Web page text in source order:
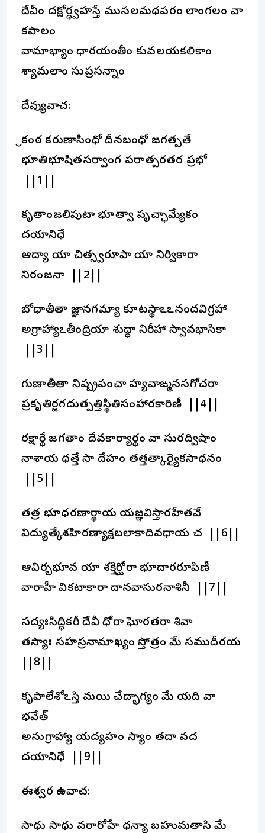
దేవీం దక్షోర్ధ్వహస్తే ముసలమథపరం లాంగలం వా
కపాలం
వామాభ్యాం ధారయంతీం కువలయకలికాం
శ్యామలాం సుప్రసన్నాం
దేవ్యువాచ:
శ్రీకంఠ కరుణాసింధో దీనబంధో జగత్పతే
భూతిభూషితసర్వాంగ పరాత్పరతర ప్రభో
||1||
కృతాంజలిపుటా భూత్వా పృచ్ఛామ్యేకం
దయానిధే
ఆద్యా యా చిత్స్వరూపా యా నిర్వికారా
నిరంజనా ||2||
బోధాతీతా జ్ఞానగమ్యా కూటస్థాఽఽనందవిగ్రహా
అగ్రాహ్యాఽతీంద్రియా శుద్ధా నిరీహా స్వావభాసికా
||3||
గుణాతీతా నిష్ప్రపంచా హ్యవాఙ్మనసగోచరా
ప్రకృతిర్జగదుత్పత్తిస్థితిసంహారకారిణీ ||4||
రక్షార్థే జగతాం దేవకార్యార్థం వా సురద్విషాం
నాశాయ ధత్తే సా దేహం తత్తత్కార్యైకసాధనం
||5||
తత్ర భూధరణార్థాయ యజ్ఞవిస్తారహేతవే
విద్యుత్కేశహిరణ్యాక్షబలాకాదివధాయ చ ||6||
ఆవిర్బభూవ యా శక్తిర్ఘోరా భూదారరూపిణీ
వారాహీ వికటాకారా దానవాసురనాశినీ ||7||
సద్యఃసిద్ధికరీ దేవీ ధోరా ఘోరతరా శివా
తస్యాః సహస్రనామాఖ్యం స్తోత్రం మే సముదీరయ
||8||
కృపాలేశోఽస్తి మయి చేద్భాగ్యం మే యది వా
భవేత్
అనుగ్రాహ్యా యద్యహం స్యాం తదా వద
దయానిధే ||9||
ఈశ్వర ఉవాచ:
సాధు సాధు వరారోహే ధన్యా బహుమతాసి మే